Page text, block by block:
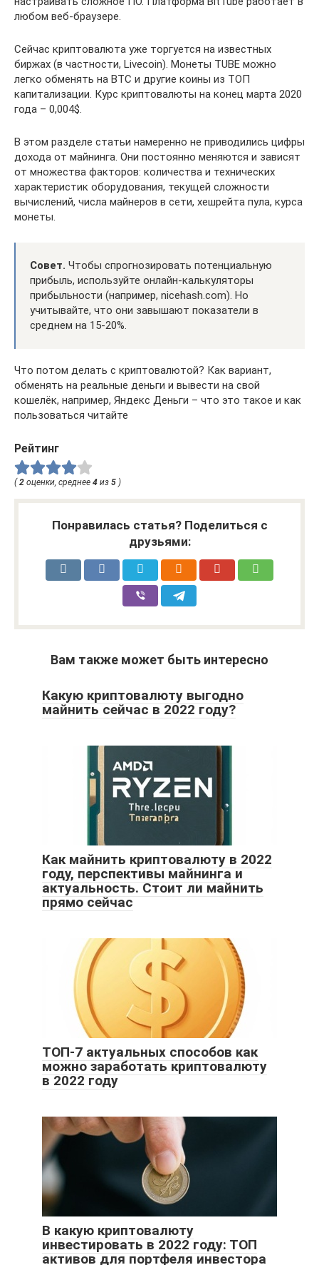
любом веб-браузере.
Сейчас криптовалюта уже торгуется на известных
биржах (в частности, Livecoin). Монеты TUBE можно
легко обменять на BTC и другие коины из ТОП
капитализации. Курс криптовалюты на конец марта 2020
года – 0,004$.
В этом разделе статьи намеренно не приводились цифры
дохода от майнинга. Они постоянно меняются и зависят
от множества факторов: количества и технических
характеристик оборудования, текущей сложности
вычислений, числа майнеров в сети, хешрейта пула, курса
монеты.
Совет. Чтобы спрогнозировать потенциальную
прибыль, используйте онлайн-калькуляторы
прибыльности (например, nicehash.com). Но
учитывайте, что они завышают показатели в
среднем на 15-20%.
Что потом делать с криптовалютой? Как вариант,
обменять на реальные деньги и вывести на свой
кошелёк, например, Яндекс Деньги – что это такое и как
пользоваться читайте
Рейтинг
( 2 оценки, среднее 4 из 5 )
Понравилась статья? Поделиться с
друзьями:
Вам также может быть интересно
Какую криптовалюту выгодно
майнить сейчас в 2022 году?
Как майнить криптовалюту в 2022
году, перспективы майнинга и
актуальность. Стоит ли майнить
прямо сейчас
ТОП-7 актуальных способов как
можно заработать криптовалюту
в 2022 году
В какую криптовалюту
инвестировать в 2022 году: ТОП
активов для портфеля инвестора